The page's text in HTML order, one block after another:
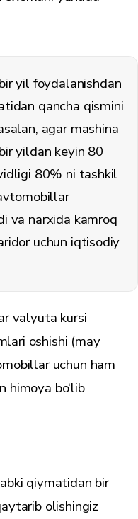
yil foydalanishdan
qancha qismini
agar mashina
yildan keyin 80
80% ni tashkil
va narxida kamroq
uchun iqtisodiy
valyuta kursi
oshishi (may
uchun ham
himoya bo‘lib
qiymatidan bir
olishingiz